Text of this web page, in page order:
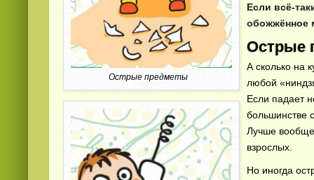
Острые предметы
Если всё-
обожжённое
Острые
А сколько на
любой
Если падает
большинстве
Лучше вообще
взрослых.
Но иногда